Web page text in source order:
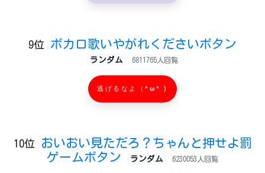
9位 ボカロ歌いやがれくださいボタン
ランダム 6811765人回覧
逃げるなよ（^ω^ )
10位
おいおい見ただろ？ちゃんと押せよ罰
ゲームボタン
ランダム 6230053人回覧